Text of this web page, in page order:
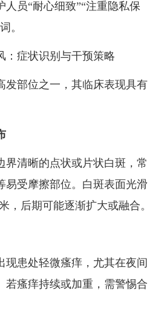
人员“耐心细致”“注重隐私保
。
症状识别与干预策略
部位之一，其临床表现具有
清晰的点状或片状白斑，常
易受摩擦部位。白斑表面光滑
，后期可能逐渐扩大或融合。
患处轻微瘙痒，尤其在夜间
若瘙痒持续或加重，需警惕合